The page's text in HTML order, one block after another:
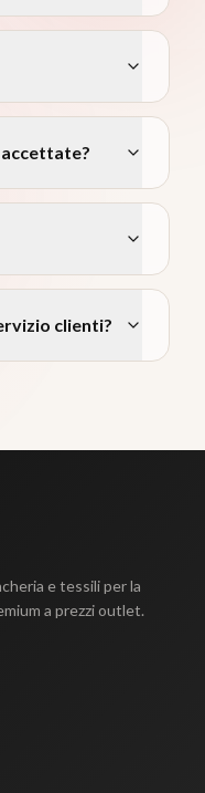
clienti?
e tessili per la
a prezzi outlet.